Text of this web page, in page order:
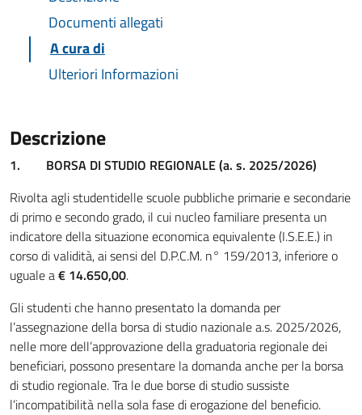
Documenti allegati
A cura di
Ulteriori Informazioni
Descrizione
1. BORSA DI STUDIO REGIONALE (a. s. 2025/2026)
Rivolta agli studentidelle scuole pubbliche primarie e secondarie
di primo e secondo grado, il cui nucleo familiare presenta un
indicatore della situazione economica equivalente (I.S.E.E.) in
corso di validità, ai sensi del D.P.C.M. n° 159/2013, inferiore o
uguale a€ 14.650,00.
Gli studenti che hanno presentato la domanda per
l’assegnazione della borsa di studio nazionale a.s. 2025/2026,
nelle more dell’approvazione della graduatoria regionale dei
beneficiari, possono presentare la domanda anche per la borsa
di studio regionale. Tra le due borse di studio sussiste
l’incompatibilità nella sola fase di erogazione del beneficio.